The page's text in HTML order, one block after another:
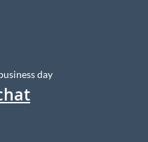
day